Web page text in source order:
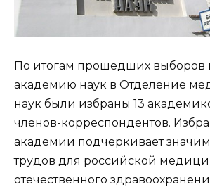
По итогам прошедших выборов
академию наук в Отделение
наук были избраны 13
членов-корреспондентов.
академии подчеркивает
трудов для российской
отечественного